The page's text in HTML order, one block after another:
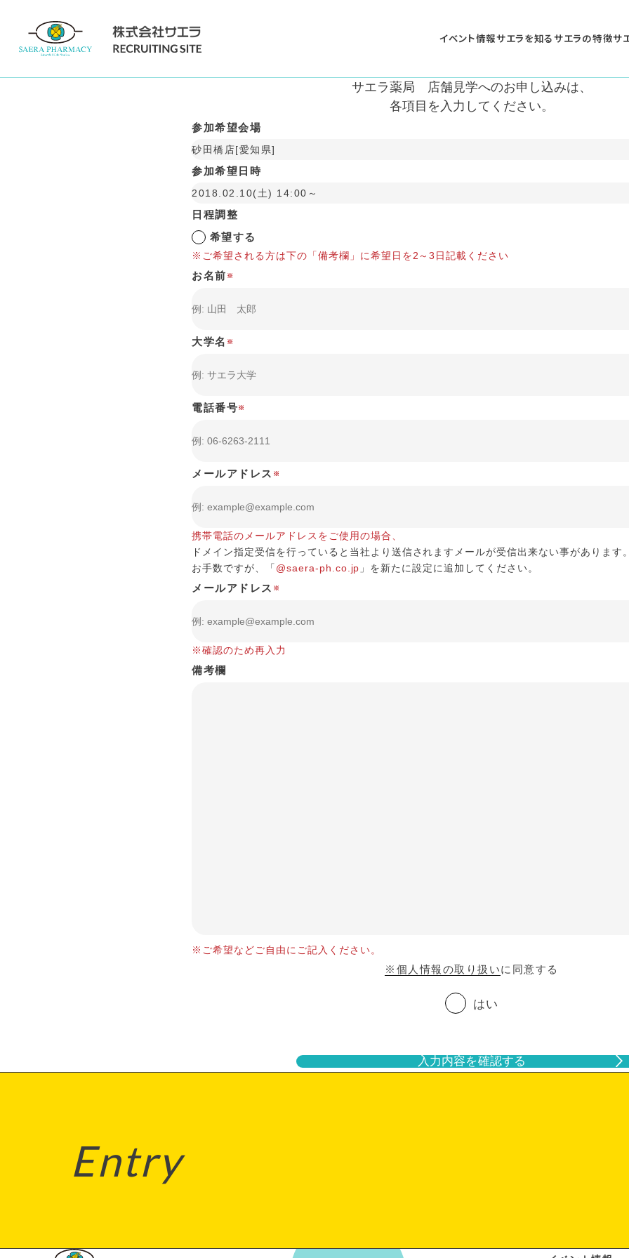
イベント情報サエラを知るサエラの特徴サ
Store Visits
サエラ薬局 店舗見学へのお申し込みは、
各項目を入力してください。
参加希望会場
砂田橋店[愛知県]
参加希望日時
2018.02.10(土) 14:00～
日程調整
希望する
※ご希望される方は下の「備考欄」に希望日を2～3日記載ください
お名前 ※
大学名 ※
電話番号 ※
メールアドレス ※
携帯電話のメールアドレスをご使用の場合、
ドメイン指定受信を行っていると当社より送信されますメールが受信出来ない事があります
お手数ですが、「 @saera-ph.co.jp 」を新たに設定に追加してください。
メールアドレス ※
※確認のため再入力
備考欄
※ご希望などご自由にご記入ください。
※個人情報の取り扱いに同意する
はい
入力内容を確認する
Entry